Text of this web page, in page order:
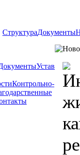
СтруктураДокументы
Устав
Контрольно-